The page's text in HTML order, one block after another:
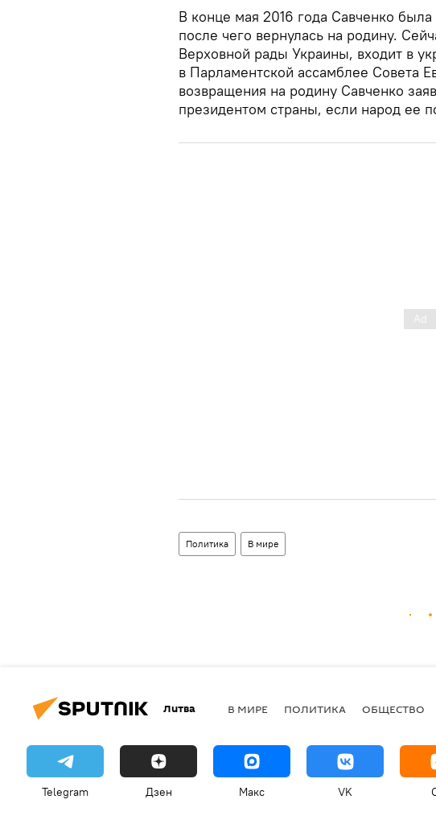
В конце мая 2016 года Савченко
после чего вернулась на родину.
Верховной рады Украины, входит в
в Парламентской ассамблее Совета
возвращения на родину Савченко
президентом страны, если народ ее
Политика В мире
Литва В МИРЕ ПОЛИТИКА ОБЩЕСТВО
Telegram Дзен Макс VK